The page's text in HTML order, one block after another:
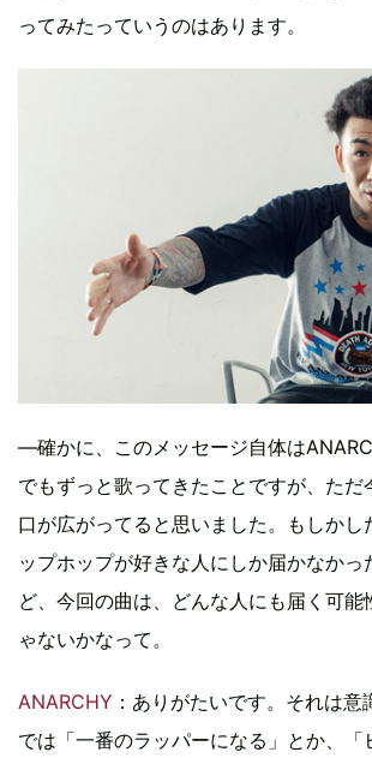
ってみたっていうのはあります。
―確かに、このメッセージ自体は
でもずっと歌ってきたことですが、ただ
口が広がってると思いました。もしかし
ップホップが好きな人にしか届かなかっ
ど、今回の曲は、どんな人にも届く可能
ゃないかなって。
ANARCHY ：ありがたいです。それは意
では「一番のラッパーになる」とか、「